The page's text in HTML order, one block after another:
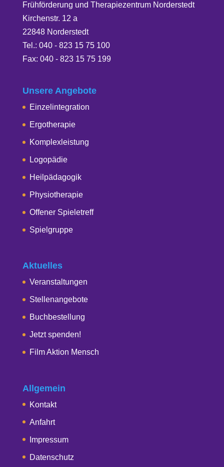
Frühförderung und Therapiezentrum Norderstedt
Kirchenstr. 12 a
22848 Norderstedt
Tel.: 040 - 823 15 75 100
Fax: 040 - 823 15 75 199
Unsere Angebote
Einzelintegration
Ergotherapie
Komplexleistung
Logopädie
Heilpädagogik
Physiotherapie
Offener Spieletreff
Spielgruppe
Aktuelles
Veranstaltungen
Stellenangebote
Buchbestellung
Jetzt spenden!
Film Aktion Mensch
Allgemein
Kontakt
Anfahrt
Impressum
Datenschutz